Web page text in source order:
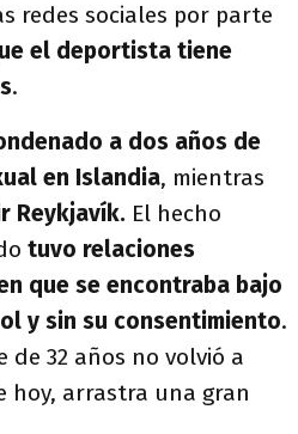
redes sociales por parte
el deportista tiene
.
a dos años de
en Islandia, mientras
Reykjavík. El hecho
tuvo relaciones
que se encontraba bajo
y sin su consentimiento.
32 años no volvió a
hoy, arrastra una gran